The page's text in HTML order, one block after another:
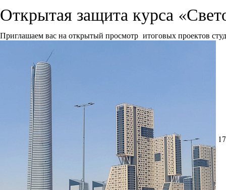
Открытая защита курса
Приглашаем вас на открытый просмотр итоговых проектов